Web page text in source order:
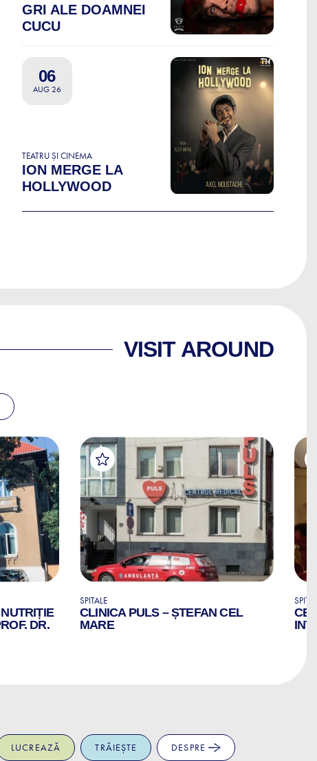
GRI ALE DOAMNEI
CUCU
06
AUG 26
TEATRU ȘI CINEMA
ION MERGE LA
HOLLYWOOD
VISIT AROUND
DR.
SPITALE
CLINICA PULS – ȘTEFAN CEL
MARE
LUCREAZĂ TRĂIEȘTE DESPRE